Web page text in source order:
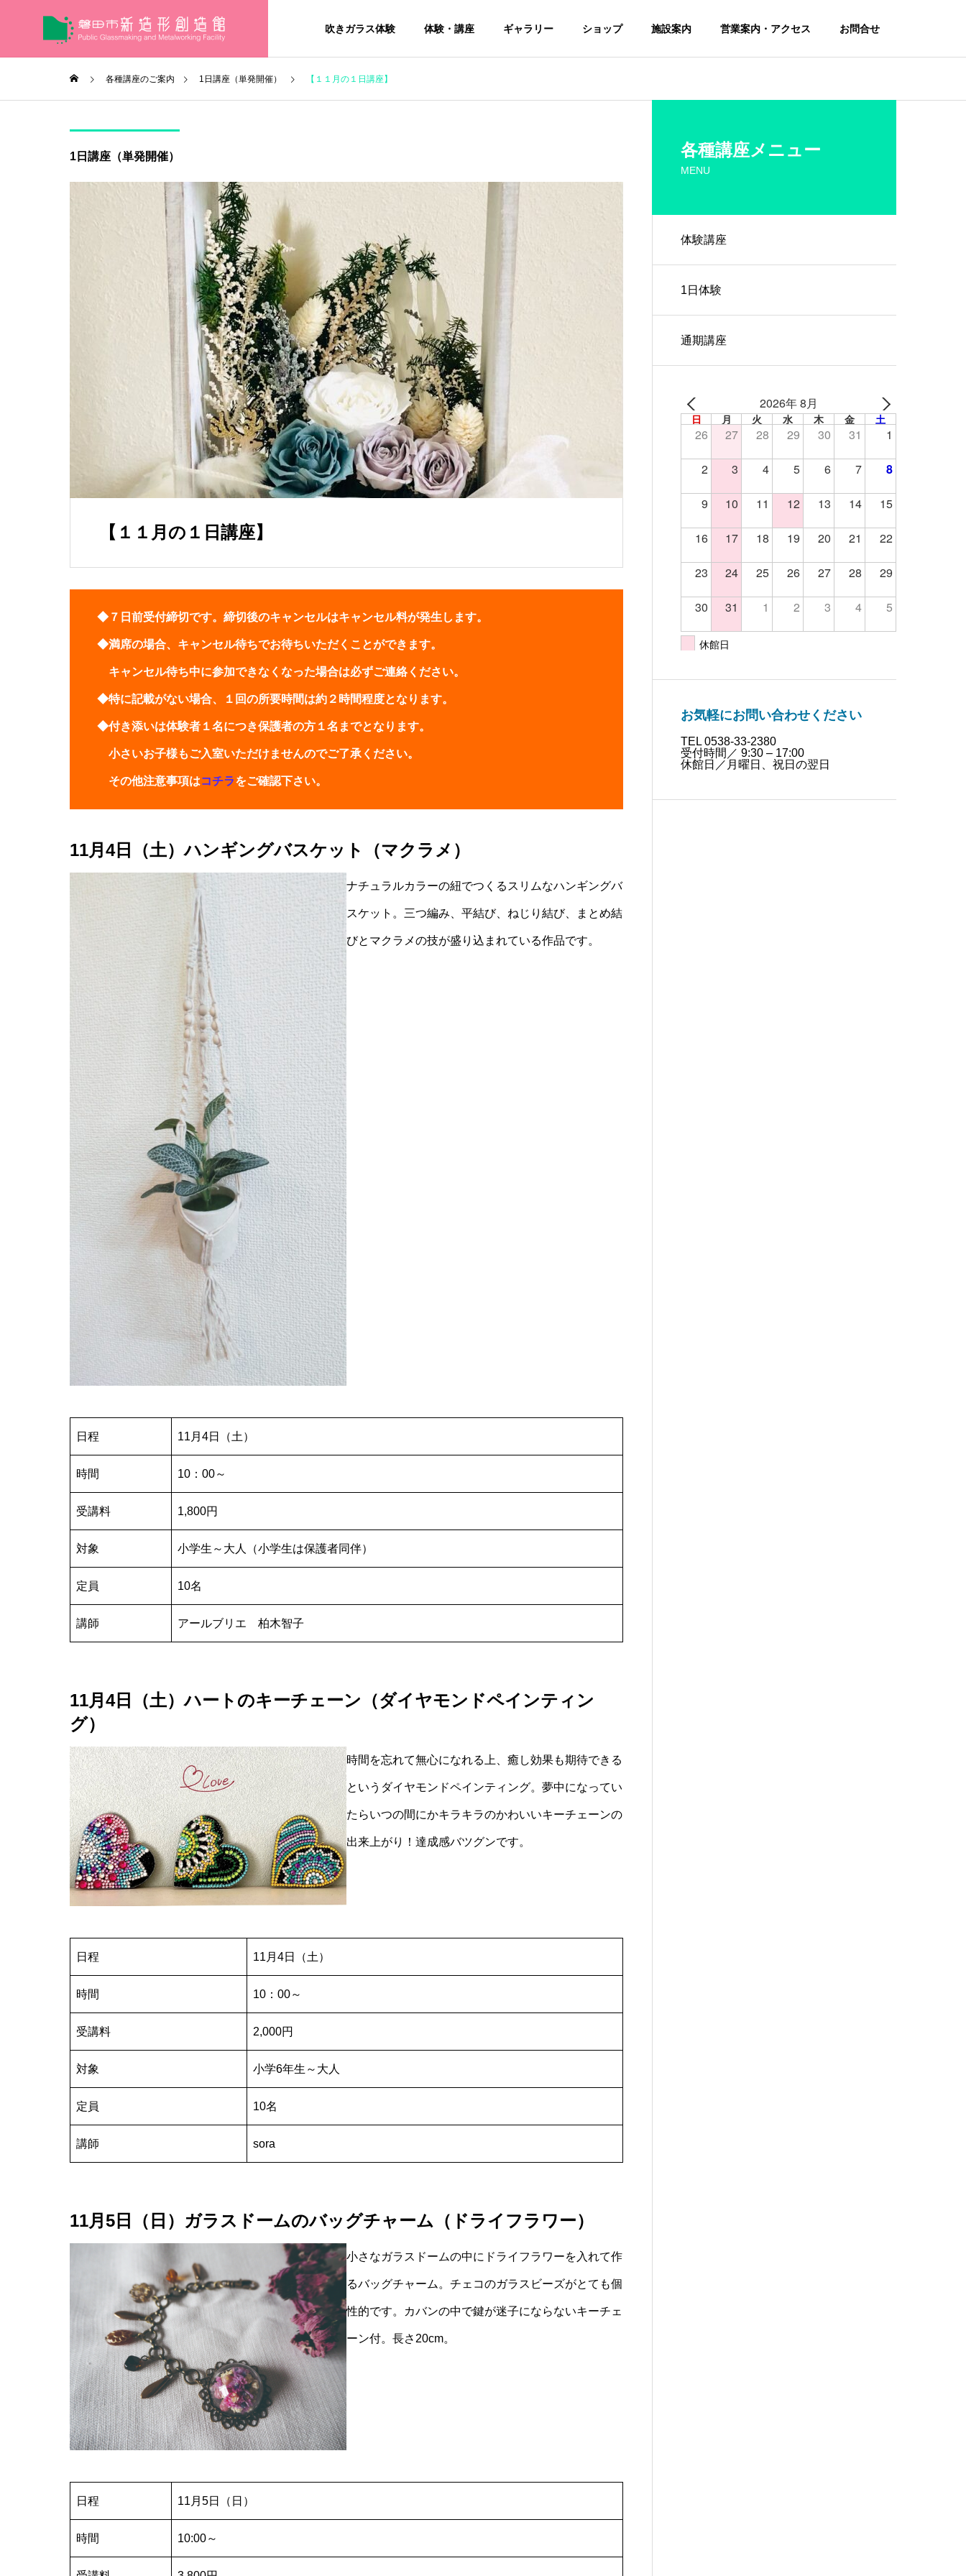
吹きガラス体験 体験・講座 ギャラリー ショップ 施設案内 営業案内・アクセス お問合せ
各種講座のご案内 1日講座（単発開催） 【１１月の１日講座】
1日講座（単発開催）
【１１月の１日講座】
◆７日前受付締切です。締切後のキャンセルはキャンセル料が発生します。
◆満席の場合、キャンセル待ちでお待ちいただくことができます。
キャンセル待ち中に参加できなくなった場合は必ずご連絡ください。
◆特に記載がない場合、１回の所要時間は約２時間程度となります。
◆付き添いは体験者１名につき保護者の方１名までとなります。
小さいお子様もご入室いただけませんのでご了承ください。
その他注意事項はコチラをご確認下さい。
11月4日（土）ハンギングバスケット（マクラメ）
ナチュラルカラーの紐でつくるスリムなハンギングバ
スケット。三つ編み、平結び、ねじり結び、まとめ結
びとマクラメの技が盛り込まれている作品です。
日程 11月4日（土）
時間 10：00～
受講料 1,800円
対象 小学生～大人（小学生は保護者同伴）
定員 10名
講師 アールブリエ 柏木智子
11月4日（土）ハートのキーチェーン （ダイヤモンドペインティン
グ）
時間を忘れて無心になれる上、癒し効果も期待できる
というダイヤモンドペインティング。夢中になってい
たらいつの間にかキラキラのかわいいキーチェーンの
出来上がり！達成感バツグンです。
日程 11月4日（土）
時間 10：00～
受講料 2,000円
対象 小学6年生～大人
定員 10名
講師 sora
11月5日（日） ガラスドームのバッグチャーム （ドライフラワー）
小さなガラスドームの中にドライフラワーを入れて作
るバッグチャーム。チェコのガラスビーズがとても個
性的です。カバンの中で鍵が迷子にならないキーチェ
ーン付。長さ20cm。
日程 11月5日（日）
時間 10:00～
各種講座メニュー
MENU
体験講座
1日体験
通期講座
2026年 8月
日 月 火 水 木 金 土
26 27 28 29 30 31 1
2 3 4 5 6 7 8
9 10 11 12 13 14 15
16 17 18 19 20 21 22
23 24 25 26 27 28 29
30 31 1 2 3 4 5
休館日
お気軽にお問い合わせください
TEL 0538-33-2380
受付時間／ 9:30 – 17:00
休館日／月曜日、祝日の翌日